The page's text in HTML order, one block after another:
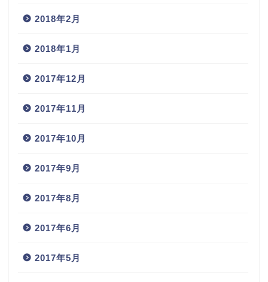
2018年2月
2018年1月
2017年12月
2017年11月
2017年10月
2017年9月
2017年8月
2017年6月
2017年5月